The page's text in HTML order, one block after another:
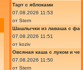
Тарт с яблоками
07.08.2026 11:53
от Stern
Шашлычки из лаваша с
07.08.2026 11:51
от koziv
Овсяная каша с луком и
07.08.2026 11:50
от Stern